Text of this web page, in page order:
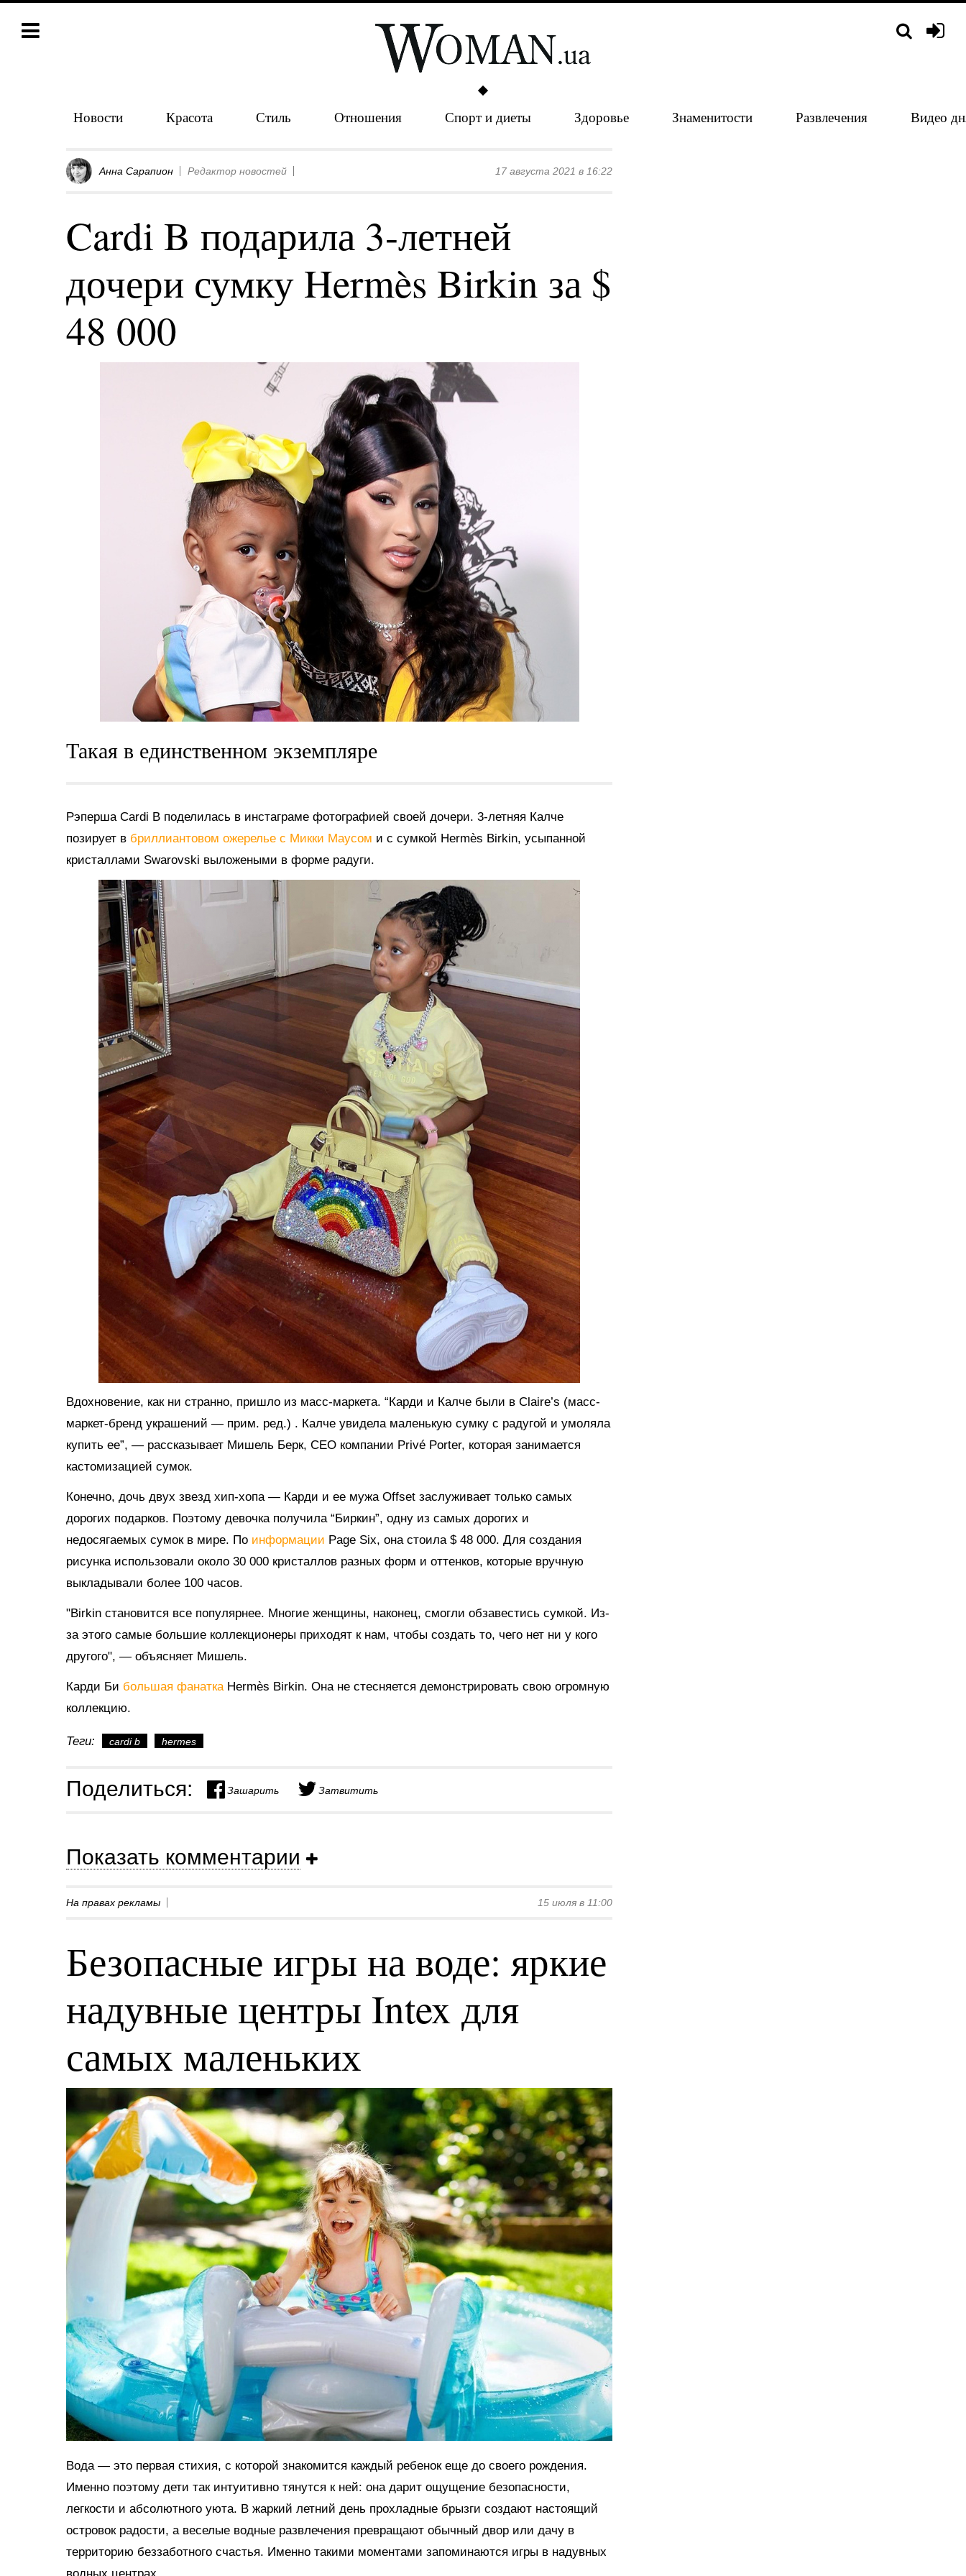
Новости Красота Стиль Отношения Спорт и диеты Здоровье Знаменитости Развлечения Видео
Анна Сарапион Редактор новостей 17 августа 2021 в 16:22
Cardi B подарила 3-летней
дочери сумку Hermès Birkin за $
48 000
Такая в единственном экземпляре
Рэперша Cardi B поделилась в инстаграме фотографией своей дочери. 3-летняя Калче
позирует в бриллиантовом ожерелье с Микки Маусом и с сумкой Hermès Birkin, усыпанной
кристаллами Swarovski выложеными в форме радуги.
Вдохновение, как ни странно, пришло из масс-маркета. “Карди и Калче были в Claire’s (масс-
маркет-бренд украшений — прим. ред.) . Калче увидела маленькую сумку с радугой и умоляла
купить ее”, — рассказывает Мишель Берк, CEO компании Privé Porter, которая занимается
кастомизацией сумок.
Конечно, дочь двух звезд хип-хопа — Карди и ее мужа Offset заслуживает только самых
дорогих подарков. Поэтому девочка получила “Биркин”, одну из самых дорогих и
недосягаемых сумок в мире. По информации Page Six, она стоила $ 48 000. Для создания
рисунка использовали около 30 000 кристаллов разных форм и оттенков, которые вручную
выкладывали более 100 часов.
"Birkin становится все популярнее. Многие женщины, наконец, смогли обзавестись сумкой. Из-
за этого самые большие коллекционеры приходят к нам, чтобы создать то, чего нет ни у кого
другого", — объясняет Мишель.
Карди Би большая фанатка Hermès Birkin. Она не стесняется демонстрировать свою огромную
коллекцию.
Теги: cardi b hermes
Поделиться: Зашарить Затвитить
Показать комментарии
На правах рекламы 15 июля в 11:00
Безопасные игры на воде: яркие
надувные центры Intex для
самых маленьких
Вода — это первая стихия, с которой знакомится каждый ребенок еще до своего рождения.
Именно поэтому дети так интуитивно тянутся к ней: она дарит ощущение безопасности,
легкости и абсолютного уюта. В жаркий летний день прохладные брызги создают настоящий
островок радости, а веселые водные развлечения превращают обычный двор или дачу в
территорию беззаботного счастья. Именно такими моментами запоминаются игры в надувных
водных центрах.